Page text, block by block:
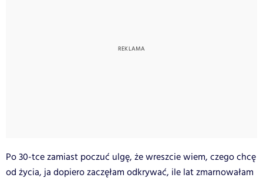
Po 30-tce zamiast poczuć ulgę, że wreszcie wiem, czego chcę
od życia, ja dopiero zaczęłam odkrywać, ile lat zmarnowałam